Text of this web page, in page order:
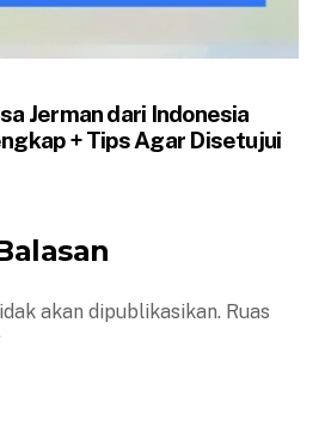
Jerman dari Indonesia
+ Tips Agar Disetujui
akan dipublikasikan. Ruas